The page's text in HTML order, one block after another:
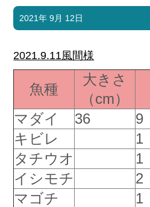
2021年 9月 12日
2021.9.11風間様
魚種
大きさ
（cm）
マダイ
36 9
キビレ
1
タチウオ
1
イシモチ
2
マゴチ
1